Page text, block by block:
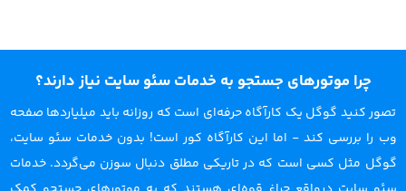
چرا موتورهای جستجو به خدمات سئو سایت نیاز دارند؟
تصور کنید گوگل یک کارآگاه حرفه‌ای است که روزانه باید میلیاردها صفحه
وب را بررسی کند - اما این کارآگاه کور است! بدون خدمات سئو سایت،
گوگل مثل کسی است که در تاریکی مطلق دنبال سوزن می‌گردد. خدمات